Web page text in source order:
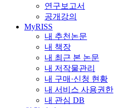
연구보고서
공개강의
MyRISS
내 추천논문
내 책장
내 최근 본 논문
내 저작물관리
내 구매·신청 현황
내 서비스 사용권한
내 관심 DB